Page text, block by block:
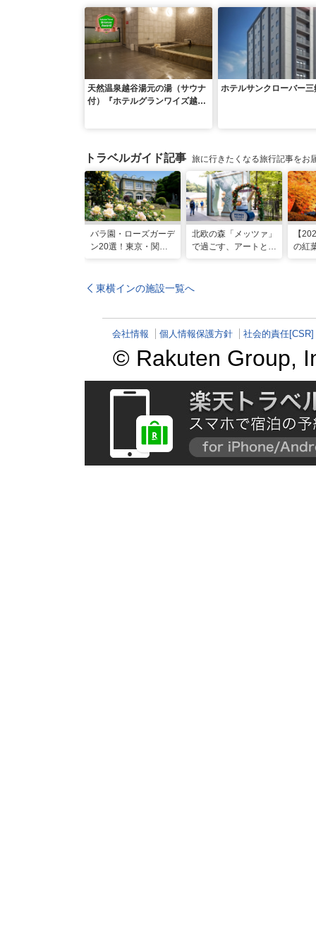
天然温泉越谷湯元の湯（サウナ
付）『ホテルグランワイズ越谷
ホテルサンクローバー三
トラベルガイド記事 旅に行きたくなる旅行記事をお
バラ園・ローズガーデ
ン20選！東京・関東
北欧の森「メッツァ」
で過ごす、アートとム
【
の紅
東横インの施設一覧へ
会社情報 個人情報保護方針 社会的責任[CSR]
© Rakuten Group,